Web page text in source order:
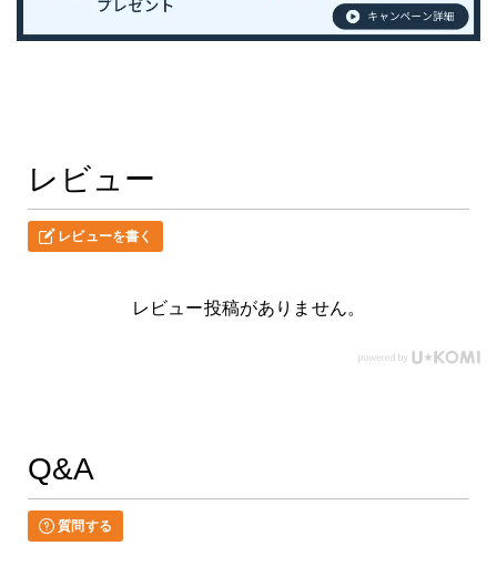
レビュー
レビューを書く
レビュー投稿がありません。
Q&A
質問する